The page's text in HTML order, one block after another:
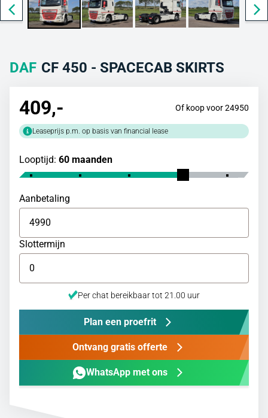
DAF CF 450 - SPACECAB SKIRTS
409,- Of koop voor 24950
Leaseprijs p.m. op basis van financial lease
Looptijd: 60 maanden
Aanbetaling
Slottermijn
Per chat bereikbaar tot 21.00 uur
Plan een proefrit
Ontvang gratis offerte
WhatsApp met ons